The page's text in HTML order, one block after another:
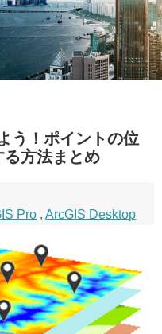
う！ポイントの位
方法まとめ
Pro ,ArcGIS Desktop